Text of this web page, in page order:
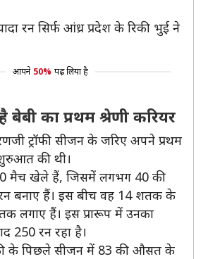
रन सिर्फ आंध्र प्रदेश के रिकी भुई ने
आपने 50% पढ़ लिया है
बेबी का प्रथम श्रेणी करियर
ट्रॉफी सीजन के जरिए अपने प्रथम
की थी।
मैच खेले हैं, जिसमें लगभग 40 की
बनाए हैं। इस बीच वह 14 शतक के
लगाए हैं। इस प्रारूप में उनका
250 रन रहा है।
के पिछले सीजन में 83 की औसत के